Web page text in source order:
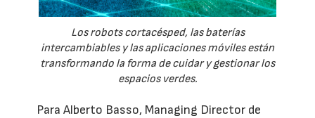
Los robots cortacésped, las baterías
intercambiables y las aplicaciones móviles están
transformando la forma de cuidar y gestionar los
espacios verdes.
Para Alberto Basso, Managing Director de